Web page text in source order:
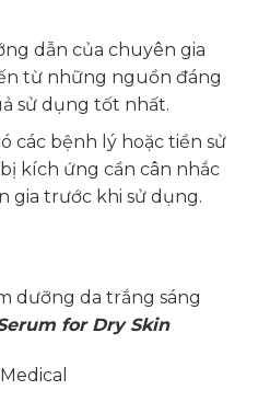
dẫn của chuyên gia
từ những nguồn đáng
sử dụng tốt nhất.
các bệnh lý hoặc tiền sử
kích ứng cần cân nhắc
gia trước khi sử dụng.
dưỡng da trắng sáng
for Dry Skin